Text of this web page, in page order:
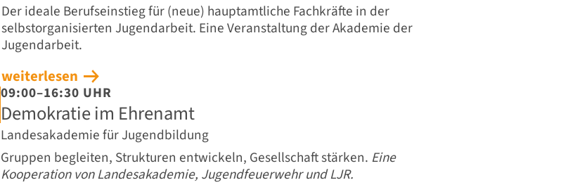
Der ideale Berufseinstieg für (neue) hauptamtliche Fachkräfte in der
selbstorganisierten Jugendarbeit. Eine Veranstaltung der Akademie der
Jugendarbeit.
weiterlesen
09:00–16:30 UHR
Demokratie im Ehrenamt
Landesakademie für Jugendbildung
Gruppen begleiten, Strukturen entwickeln, Gesellschaft stärken. Eine
Kooperation von Landesakademie, Jugendfeuerwehr und LJR.